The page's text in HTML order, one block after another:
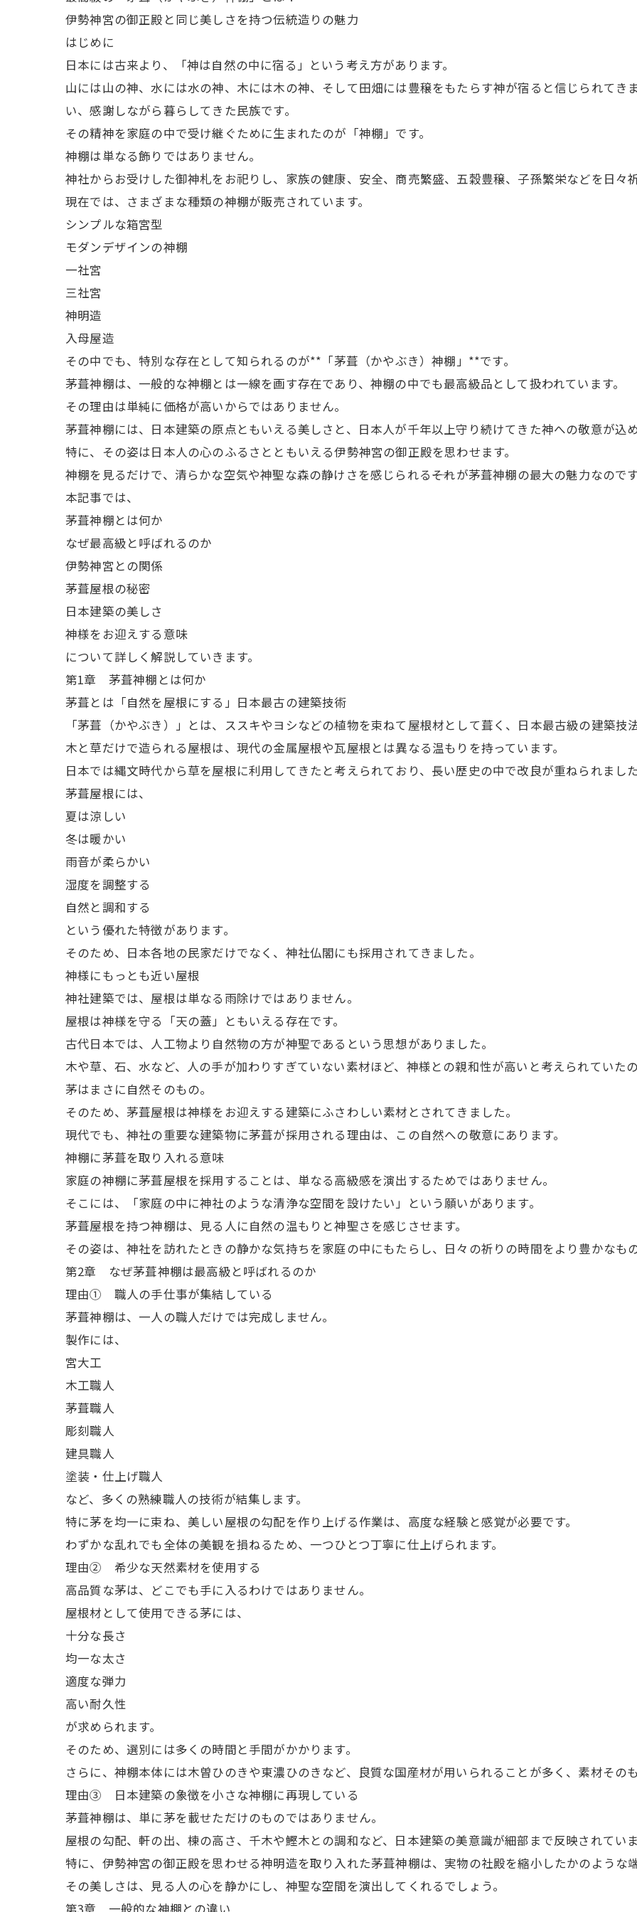
伊勢神宮の御正殿と同じ美しさを持つ伝統造りの魅力
はじめに
日本には古来より、「神は自然の中に宿る」という考え方があります。
山には山の神、水には水の神、木には木の神、そして田畑には豊穣をもたらす神が宿ると信じられてき
い、感謝しながら暮らしてきた民族です。
その精神を家庭の中で受け継ぐために生まれたのが「神棚」です。
神棚は単なる飾りではありません。
神社からお受けした御神札をお祀りし、家族の健康、安全、商売繁盛、五穀豊穣、子孫繁栄などを日々
現在では、さまざまな種類の神棚が販売されています。
シンプルな箱宮型
モダンデザインの神棚
一社宮
三社宮
神明造
入母屋造
その中でも、特別な存在として知られるのが**「茅葺（かやぶき）神棚」**です。
茅葺神棚は、一般的な神棚とは一線を画す存在であり、神棚の中でも最高級品として扱われています。
その理由は単純に価格が高いからではありません。
茅葺神棚には、日本建築の原点ともいえる美しさと、日本人が千年以上守り続けてきた神への敬意が込
特に、その姿は日本人の心のふるさとともいえる伊勢神宮の御正殿を思わせます。
神棚を見るだけで、清らかな空気や神聖な森の静けさを感じられる――それが茅葺神棚の最大の魅力なのです
本記事では、
茅葺神棚とは何か
なぜ最高級と呼ばれるのか
伊勢神宮との関係
茅葺屋根の秘密
日本建築の美しさ
神様をお迎えする意味
について詳しく解説していきます。
第1章 茅葺神棚とは何か
茅葺とは「自然を屋根にする」日本最古の建築技術
「茅葺（かやぶき）」とは、ススキやヨシなどの植物を束ねて屋根材として葺く、日本最古級の建築技法
木と草だけで造られる屋根は、現代の金属屋根や瓦屋根とは異なる温もりを持っています。
日本では縄文時代から草を屋根に利用してきたと考えられており、長い歴史の中で改良が重ねられました
茅葺屋根には、
夏は涼しい
冬は暖かい
雨音が柔らかい
湿度を調整する
自然と調和する
という優れた特徴があります。
そのため、日本各地の民家だけでなく、神社仏閣にも採用されてきました。
神様にもっとも近い屋根
神社建築では、屋根は単なる雨除けではありません。
屋根は神様を守る「天の蓋」ともいえる存在です。
古代日本では、人工物より自然物の方が神聖であるという思想がありました。
木や草、石、水など、人の手が加わりすぎていない素材ほど、神様との親和性が高いと考えられていたの
茅はまさに自然そのもの。
そのため、茅葺屋根は神様をお迎えする建築にふさわしい素材とされてきました。
現代でも、神社の重要な建築物に茅葺が採用される理由は、この自然への敬意にあります。
神棚に茅葺を取り入れる意味
家庭の神棚に茅葺屋根を採用することは、単なる高級感を演出するためではありません。
そこには、「家庭の中に神社のような清浄な空間を設けたい」という願いがあります。
茅葺屋根を持つ神棚は、見る人に自然の温もりと神聖さを感じさせます。
その姿は、神社を訪れたときの静かな気持ちを家庭の中にもたらし、日々の祈りの時間をより豊かなも
第2章 なぜ茅葺神棚は最高級と呼ばれるのか
理由① 職人の手仕事が集結している
茅葺神棚は、一人の職人だけでは完成しません。
製作には、
宮大工
木工職人
茅葺職人
彫刻職人
建具職人
塗装・仕上げ職人
など、多くの熟練職人の技術が結集します。
特に茅を均一に束ね、美しい屋根の勾配を作り上げる作業は、高度な経験と感覚が必要です。
わずかな乱れでも全体の美観を損ねるため、一つひとつ丁寧に仕上げられます。
理由② 希少な天然素材を使用する
高品質な茅は、どこでも手に入るわけではありません。
屋根材として使用できる茅には、
十分な長さ
均一な太さ
適度な弾力
高い耐久性
が求められます。
そのため、選別には多くの時間と手間がかかります。
さらに、神棚本体には木曽ひのきや東濃ひのきなど、良質な国産材が用いられることが多く、素材その
理由③ 日本建築の象徴を小さな神棚に再現している
茅葺神棚は、単に茅を載せただけのものではありません。
屋根の勾配、軒の出、棟の高さ、千木や鰹木との調和など、日本建築の美意識が細部まで反映されていま
特に、伊勢神宮の御正殿を思わせる神明造を取り入れた茅葺神棚は、実物の社殿を縮小したかのような
その美しさは、見る人の心を静かにし、神聖な空間を演出してくれるでしょう。
第3章 一般的な神棚との違い